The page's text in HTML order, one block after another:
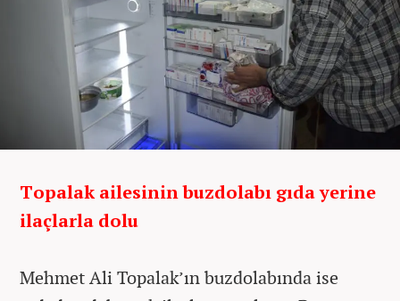
Topalak ailesinin buzdolabı gıda yerine
ilaçlarla dolu
Mehmet Ali Topalak’ın buzdolabında ise